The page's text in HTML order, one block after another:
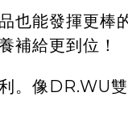
也能發揮更棒
補給更到位！
。像DR.WU